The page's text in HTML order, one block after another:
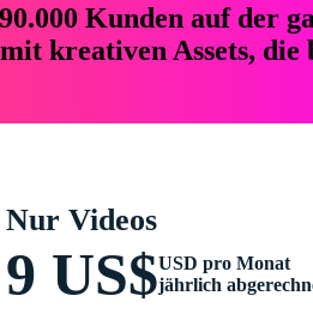
Kunden auf der
kreativen Assets, die
Nur Videos
9 US$USD pro Monat
jährlich